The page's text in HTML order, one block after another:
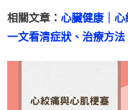
相關文章： 心臟健康｜心
一文看清症狀、治療方法